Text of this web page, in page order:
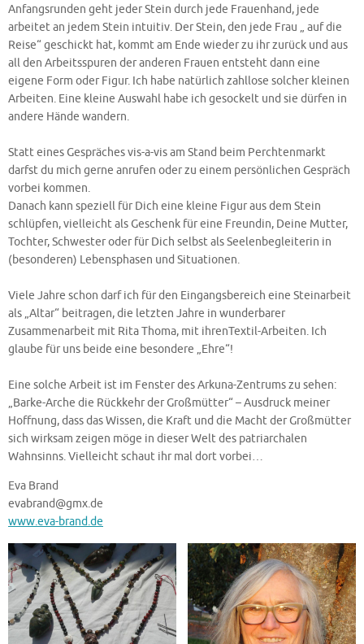
Anfangsrunden geht jeder Stein durch jede Frauenhand, jede
arbeitet an jedem Stein intuitiv. Der Stein, den jede Frau „ auf die
Reise“ geschickt hat, kommt am Ende wieder zu ihr zurück und aus
all den Arbeitsspuren der anderen Frauen entsteht dann eine
eigene Form oder Figur. Ich habe natürlich zahllose solcher kleinen
Arbeiten. Eine kleine Auswahl habe ich gesockelt und sie dürfen in
andere Hände wandern.
Statt eines Gespräches vis-a-vis am Stand beim Perchtenmarkt
darfst du mich gerne anrufen oder zu einem persönlichen Gespräch
vorbei kommen.
Danach kann speziell für Dich eine kleine Figur aus dem Stein
schlüpfen, vielleicht als Geschenk für eine Freundin, Deine Mutter,
Tochter, Schwester oder für Dich selbst als Seelenbegleiterin in
(besonderen) Lebensphasen und Situationen.
Viele Jahre schon darf ich für den Eingangsbereich eine Steinarbeit
als „Altar“ beitragen, die letzten Jahre in wunderbarer
Zusammenarbeit mit Rita Thoma, mit ihrenTextil-Arbeiten. Ich
glaube für uns beide eine besondere „Ehre“!
Eine solche Arbeit ist im Fenster des Arkuna-Zentrums zu sehen:
„Barke-Arche die Rückkehr der Großmütter“ – Ausdruck meiner
Hoffnung, dass das Wissen, die Kraft und die Macht der Großmütter
sich wirksam zeigen möge in dieser Welt des patriarchalen
Wahnsinns. Vielleicht schaut ihr mal dort vorbei…
Eva Brand
evabrand@gmx.de
www.eva-brand.de